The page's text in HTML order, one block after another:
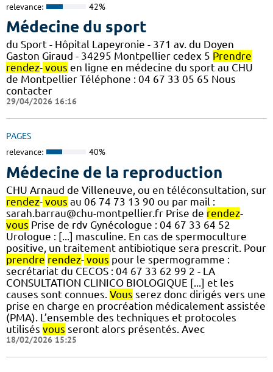
relevance: 42%
Médecine du sport
du Sport - Hôpital Lapeyronie - 371 av. du Doyen
Gaston Giraud - 34295 Montpellier cedex 5 Prendre
rendez- vous en ligne en médecine du sport au CHU
de Montpellier Téléphone : 04 67 33 05 65 Nous
contacter
29/04/2026 16:16
PAGES
relevance: 40%
Médecine de la reproduction
CHU Arnaud de Villeneuve, ou en téléconsultation, sur
rendez- vous au 06 74 73 13 90 ou par mail :
sarah.barrau@chu-montpellier.fr Prise de rendez-
vous Prise de rdv Gynécologue : 04 67 33 64 52
Urologue : [...] masculine. En cas de spermoculture
positive, un traitement antibiotique sera prescrit. Pour
prendre rendez- vous pour le spermogramme :
secrétariat du CECOS : 04 67 33 62 99 2 - LA
CONSULTATION CLINICO BIOLOGIQUE [...] et les
causes sont connues. Vous serez donc dirigés vers une
prise en charge en procréation médicalement assistée
(PMA). L’ensemble des techniques et protocoles
utilisés vous seront alors présentés. Avec
18/02/2026 15:25